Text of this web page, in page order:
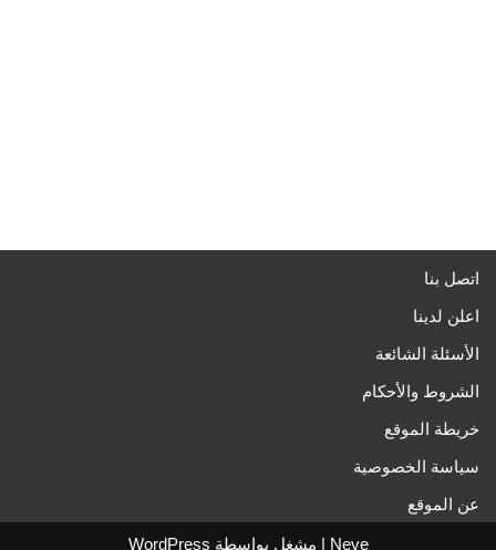
اتصل بنا
اعلن لدينا
الأسئلة الشائعة
الشروط والأحكام
خريطة الموقع
سياسة الخصوصية
عن الموقع
Neve | مشغل بواسطة WordPress